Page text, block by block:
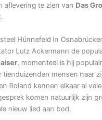
aflevering te zien van Das
.
Hünnefeld in
Lutz Ackermann de
, momenteel is hij
tienduizenden mensen naar
Roland kennen elkaar al
komen natuurlijk zijn
nieuw lied aan bod.